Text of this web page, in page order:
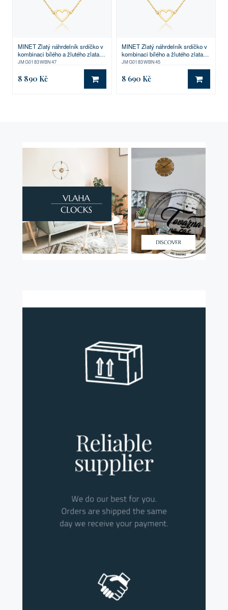
MINET Zlatý náhrdelník srdíčko v
kombinaci bílého a žlutého zlata
Au 585/1000 1,60g
JMG0183WBN47
8 890 Kč DO KOŠÍKU
MINET Zlatý náhrdelník srdíčko v
kombinaci bílého a žlutého zlata
Au 585/1000 1,50g
JMG0183WBN45
8 690 Kč DO